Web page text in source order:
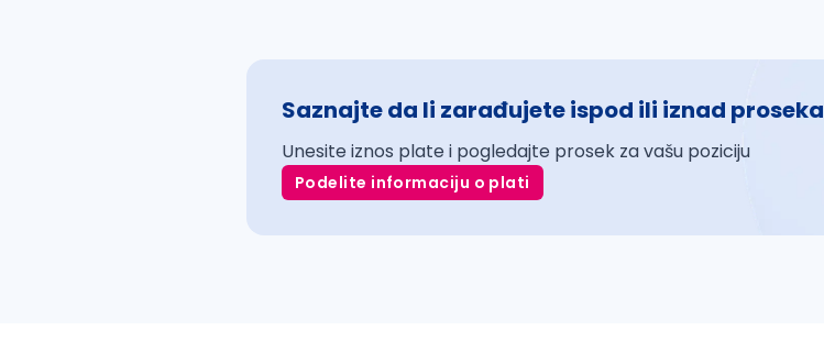
Saznajte da li zarađujete ispod ili iznad proseka
Unesite iznos plate i pogledajte prosek za vašu poziciju
Podelite informaciju o plati